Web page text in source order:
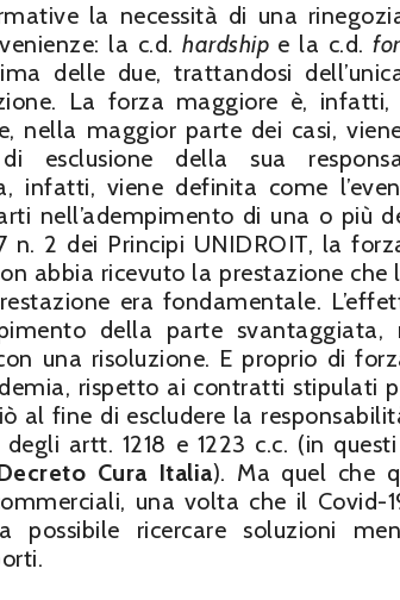
la necessità di una
la c.d.hardship e la c.d.
delle due, trattandosi
La forza maggiore è,
nella maggior parte dei casi,
esclusione della sua
infatti, viene definita come
nell’adempimento di una o più
n. 2 dei Principi UNIDROIT, la
abbia ricevuto la prestazione
era fondamentale.
della parte
una risoluzione. E proprio di
rispetto ai contratti stipulati
al fine di escludere la
artt. 1218 e 1223 c.c. (in
Cura Italia). Ma quel che
una volta che il Covid-
possibile ricercare soluzioni